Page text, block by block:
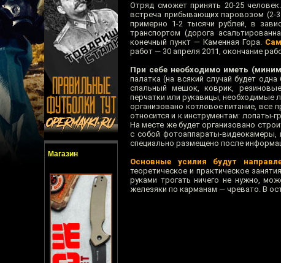
Магазин
Отряд сможет принять 20-25
встреча прибывающих паровозом (2-
примерно 1-2 тысячи рублей, в
транспортом (дорога
конечный пункт — Каменная Гора.
работ — 30 апреля 2011, окончание
При себе необходимо иметь
палатка (на всякий случай будет
спальный мешок, коврик,
перчатки или рукавицы, необходимые
организовано котловое питание, все
относится и к инструментам: лопаты-
На месте же будет организовано
с собой фотоаппараты-
специально размещено после
Основные усилия будут
теоретическое и практическое
руками трогать ничего не нужно,
железяки по карманам — чревато. В